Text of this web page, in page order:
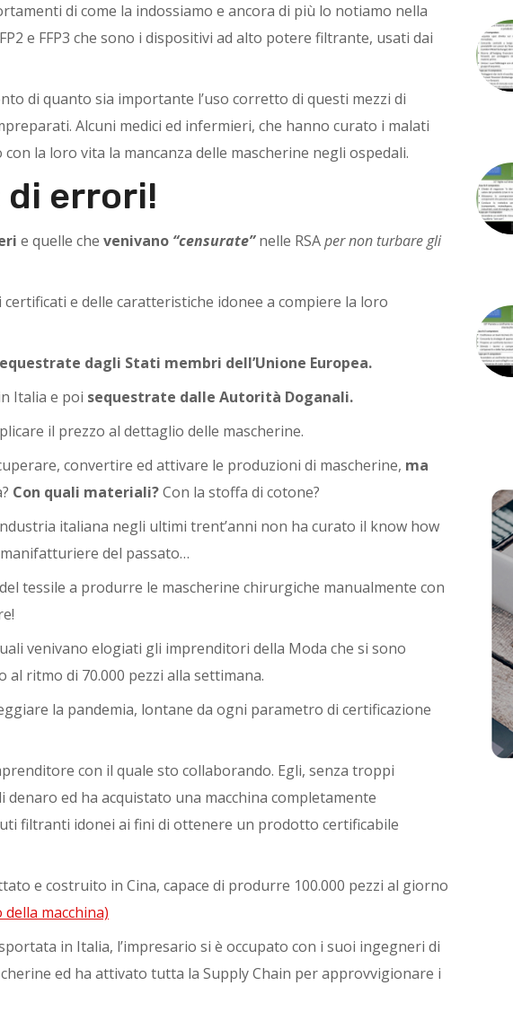
di come la indossiamo e ancora di più lo notiamo nella
e FFP3 che sono i dispositivi ad alto potere filtrante, usati dai
di quanto sia importante l’uso corretto di questi mezzi di
Alcuni medici ed infermieri, che hanno curato i malati
la loro vita la mancanza delle mascherine negli ospedali.
di errori!
e quelle che venivano “censurate”nelle RSAper non turbare gli
certificati e delle caratteristiche idonee a compiere la loro
dagli Stati membri dell’Unione Europea.
Italia e poi sequestrate dalle Autorità Doganali.
il prezzo al dettaglio delle mascherine.
convertire ed attivare le produzioni di mascherine, ma
Con quali materiali?Con la stoffa di cotone?
italiana negli ultimi trent’anni non ha curato il know how
del passato…
tessile a produrre le mascherine chirurgiche manualmente con
venivano elogiati gli imprenditori della Moda che si sono
ritmo di 70.000 pezzi alla settimana.
la pandemia, lontane da ogni parametro di certificazione
con il quale sto collaborando. Egli, senza troppi
ed ha acquistato una macchina completamente
filtranti idonei ai fini di ottenere un prodotto certificabile
e costruito in Cina, capace di produrre 100.000 pezzi al giorno
macchina)
in Italia, l’impresario si è occupato con i suoi ingegneri di
ed ha attivato tutta la Supply Chain per approvvigionare i